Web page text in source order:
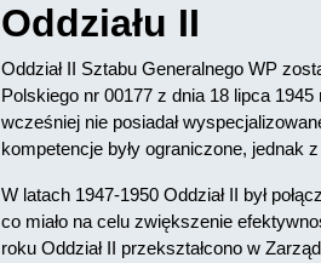
Oddziału II
Oddział II Sztabu Generalnego WP
Polskiego nr 00177 z dnia 18 lipca
wcześniej nie posiadał
kompetencje były ograniczone, jednak
W latach 1947-1950 Oddział II był
co miało na celu zwiększenie
roku Oddział II przekształcono w